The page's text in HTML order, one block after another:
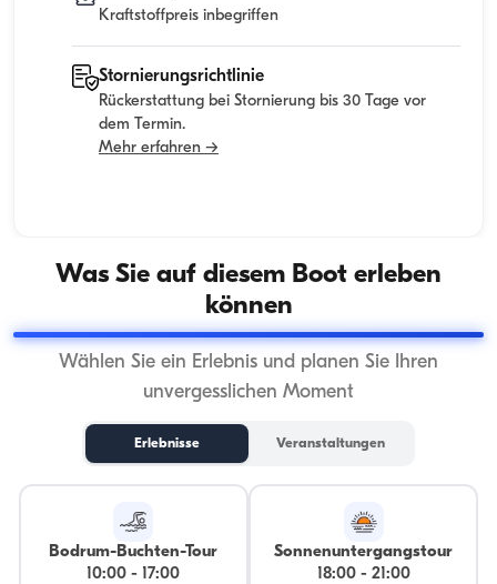
Kraftstoffpreis inbegriffen
Stornierungsrichtlinie
Rückerstattung bei Stornierung bis 30 Tage vor
dem Termin.
Mehr erfahren →
Was Sie auf diesem Boot erleben
können
Wählen Sie ein Erlebnis und planen Sie Ihren
unvergesslichen Moment
Erlebnisse Veranstaltungen
Bodrum-Buchten-Tour
10:00 -
17:00
Sonnenuntergangstour
18:00- 21:00